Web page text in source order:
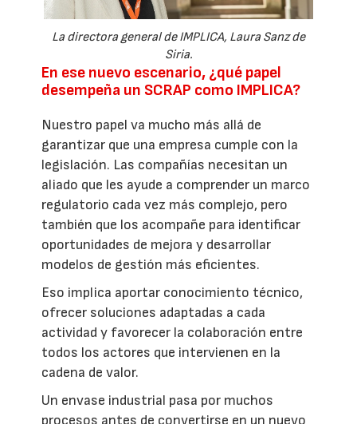
La directora general de IMPLICA, Laura Sanz de
Siria.
En ese nuevo escenario, ¿qué papel
desempeña un SCRAP como IMPLICA?
Nuestro papel va mucho más allá de
garantizar que una empresa cumple con la
legislación. Las compañías necesitan un
aliado que les ayude a comprender un marco
regulatorio cada vez más complejo, pero
también que los acompañe para identificar
oportunidades de mejora y desarrollar
modelos de gestión más eficientes.
Eso implica aportar conocimiento técnico,
ofrecer soluciones adaptadas a cada
actividad y favorecer la colaboración entre
todos los actores que intervienen en la
cadena de valor.
Un envase industrial pasa por muchos
procesos antes de convertirse en un nuevo